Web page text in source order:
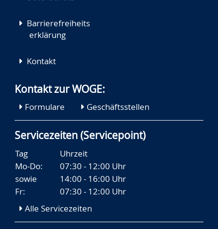
Barrierefreiheits
erklärung
Kontakt
Kontakt zur WOGE:
Formulare Geschäftsstellen
Servicezeiten (Servicepoint)
Tag
Uhrzeit
Mo-Do:
07:30 - 12:00 Uhr
sowie
14:00 - 16:00 Uhr
Fr:
07:30 - 12:00 Uhr
Alle Servicezeiten